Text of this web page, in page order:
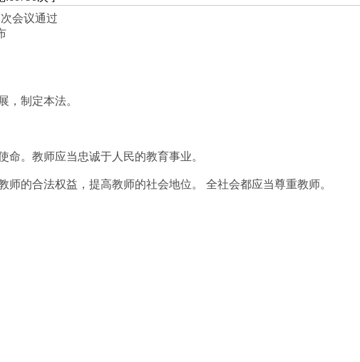
会议通过
，制定本法。
。教师应当忠诚于人民的教育事业。
的合法权益，提高教师的社会地位。 全社会都应当尊重教师。